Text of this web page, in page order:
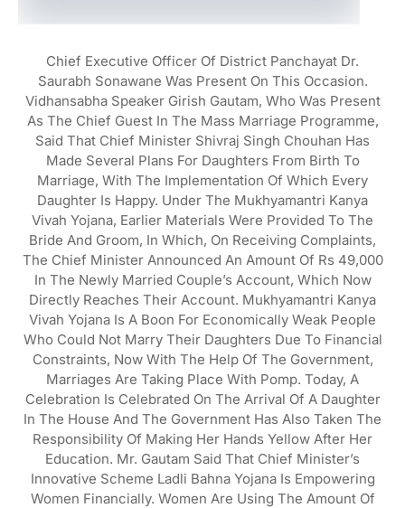
Chief Executive Officer Of District Panchayat Dr.
Saurabh Sonawane Was Present On This Occasion.
Vidhansabha Speaker Girish Gautam, Who Was Present
As The Chief Guest In The Mass Marriage Programme,
Said That Chief Minister Shivraj Singh Chouhan Has
Made Several Plans For Daughters From Birth To
Marriage, With The Implementation Of Which Every
Daughter Is Happy. Under The Mukhyamantri Kanya
Vivah Yojana, Earlier Materials Were Provided To The
Bride And Groom, In Which, On Receiving Complaints,
The Chief Minister Announced An Amount Of Rs 49,000
In The Newly Married Couple’s Account, Which Now
Directly Reaches Their Account. Mukhyamantri Kanya
Vivah Yojana Is A Boon For Economically Weak People
Who Could Not Marry Their Daughters Due To Financial
Constraints, Now With The Help Of The Government,
Marriages Are Taking Place With Pomp. Today, A
Celebration Is Celebrated On The Arrival Of A Daughter
In The House And The Government Has Also Taken The
Responsibility Of Making Her Hands Yellow After Her
Education. Mr. Gautam Said That Chief Minister’s
Innovative Scheme Ladli Bahna Yojana Is Empowering
Women Financially. Women Are Using The Amount Of